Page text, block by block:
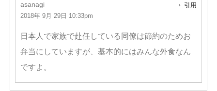
asanagi
2018年 9月 29日 10:33pm
引用
日本人で家族で赴任している同僚は節約のためお
弁当にしていますが、基本的にはみんな外食なん
ですよ。